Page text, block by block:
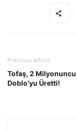
Previous article
Tofaş, 2 Milyonuncu
Doblo’yu Üretti!